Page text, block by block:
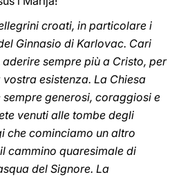
croati, in particolare i
Ginnasio di Karlovac. Cari
sempre più a Cristo, per
esistenza. La Chiesa
generosi, coraggiosi e
venuti alle tombe degli
che cominciamo un altro
cammino quaresimale di
del Signore. La